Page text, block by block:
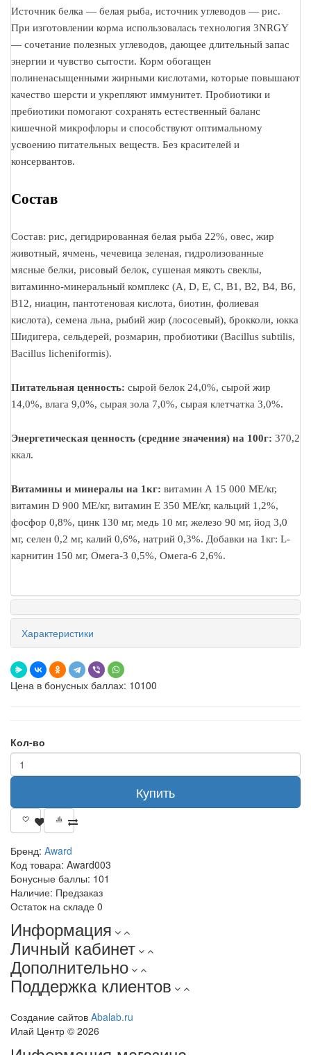
Источник белка — белая рыба, источник углеводов — рис.
При изготовлении корма использовалась технология 3NRGY
— сочетание полезных углеводов, дающее длительный запас
энергии и чувство сытости. Корм обогащен
полиненасыщенными жирными кислотами, которые повышают
качество шерсти и укрепляют иммунитет. Пробиотики и
пребиотики помогают сохранять естественный баланс
кишечной микрофлоры и способствуют оптимальному
усвоению питательных веществ. Без красителей и
консервантов.
Состав
Состав: рис, дегидрированная белая рыба 22%, овес, жир
животный, ячмень, чечевица зеленая, гидролизованные
мясные белки, рисовый белок, сушеная мякоть свеклы,
витаминно-минеральный комплекс (A, D, E, C, B1, B2, B4, B6,
B12, ниацин, пантотеновая кислота, биотин, фолиевая
кислота), семена льна, рыбий жир (лососевый), брокколи, юкка
Шидигера, сельдерей, розмарин, пробиотики (Bacillus subtilis,
Bacillus licheniformis).
Питательная ценность: сырой белок 24,0%, сырой жир
14,0%, влага 9,0%, сырая зола 7,0%, сырая клетчатка 3,0%.
Энергетическая ценность (средние значения) на 100г: 370,2
ккал.
Витамины и минералы на 1кг: витамин А 15 000 ME/кг,
витамин D 900 ME/кг, витамин E 350 ME/кг, кальций 1,2%,
фосфор 0,8%, цинк 130 мг, медь 10 мг, железо 90 мг, йод 3,0
мг, селен 0,2 мг, калий 0,6%, натрий 0,3%. Добавки на 1кг: L-
карнитин 150 мг, Омега-3 0,5%, Омега-6 2,6%.
Характеристики
Цена в бонусных баллах: 10100
Кол-во
Купить
Бренд: Award
Код товара: Award003
Бонусные баллы: 101
Наличие: Предзаказ
Остаток на складе 0
Информация
Личный кабинет
Дополнительно
Поддержка клиентов
Создание сайтов Abalab.ru
Илай Центр © 2026